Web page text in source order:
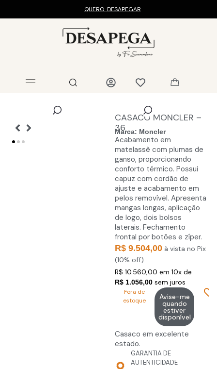
QUERO DESAPEGAR
CASACO MONCLER –
36
Marca: Moncler
Acabamento em
matelassê com plumas de
ganso, proporcionando
conforto térmico. Possui
capuz com cordão de
ajuste e acabamento em
pelos removível. Apresenta
mangas longas, aplicação
de logo, dois bolsos
laterais. Fechamento
frontal por botões e zíper.
R$ 9.504,00à vista no Pix
(10% off)
R$ 10.560,00 em 10x de
R$ 1.056,00sem juros
Fora de
estoque
Avise-me
quando
estiver
disponível
Casaco em excelente
estado.
GARANTIA DE
AUTENTICIDADE